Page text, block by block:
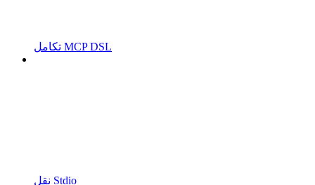
تكامل MCP DSL
نقل Stdio